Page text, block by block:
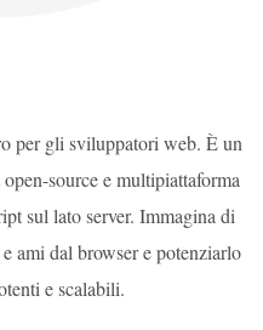
per gli sviluppatori web. È un
source e multipiattaforma
sul lato server. Immagina di
ami dal browser e potenziarlo
e scalabili.